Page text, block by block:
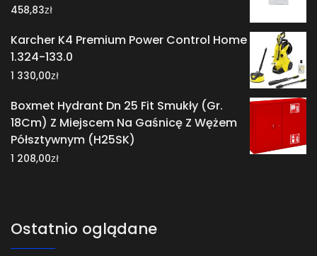
458,83zł
Karcher K4 Premium Power Control Home
1.324-133.0
1 330,00zł
Boxmet Hydrant Dn 25 Fit Smukły (Gr.
18Cm) Z Miejscem Na Gaśnicę Z Wężem
Półsztywnym (H25SK)
1 208,00zł
Ostatnio oglądane